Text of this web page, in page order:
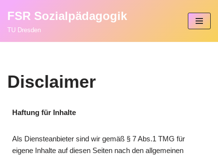
Zum
FSR Sozialpädagogik
TU Dresden
Disclaimer
Haftung für Inhalte
Als Diensteanbieter sind wir gemäß § 7 Abs.1 TMG für
eigene Inhalte auf diesen Seiten nach den allgemeinen